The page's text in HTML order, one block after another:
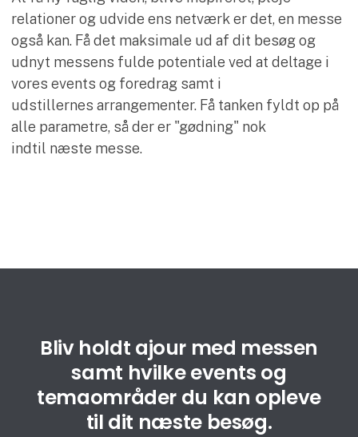
relationer og udvide ens netværk er det, en messe
også kan. Få det maksimale ud af dit besøg og
udnyt messens fulde potentiale ved at deltage i
vores events og foredrag samt i
udstillernes arrangementer. Få tanken fyldt op på
alle parametre, så der er "gødning" nok
indtil næste messe.
Bliv holdt ajour med messen
samt hvilke events og
temaområder du kan opleve
til dit næste besøg.